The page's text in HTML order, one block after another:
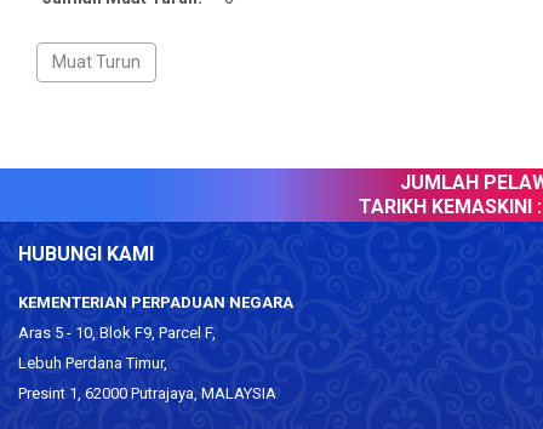
JUMLAH
TARIKH KEMASKINI :
HUBUNGI KAMI
KEMENTERIAN PERPADUAN NEGARA
Aras 5 - 10, Blok F9, Parcel F,
Lebuh Perdana Timur,
Presint 1, 62000 Putrajaya, MALAYSIA